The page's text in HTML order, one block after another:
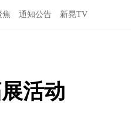
焦 通知公告 新晃TV
活动